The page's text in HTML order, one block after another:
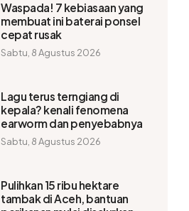
Waspada! 7 kebiasaan yang
membuat ini baterai ponsel
cepat rusak
Sabtu, 8 Agustus 2026
Lagu terus terngiang di
kepala? kenali fenomena
earworm dan penyebabnya
Sabtu, 8 Agustus 2026
Pulihkan 15 ribu hektare
tambak di Aceh, bantuan